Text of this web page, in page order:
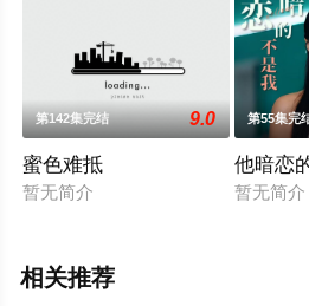
第142集完结 9.0
蜜色难抵
暂无简介
第55集完
他暗恋
暂无简介
相关推荐